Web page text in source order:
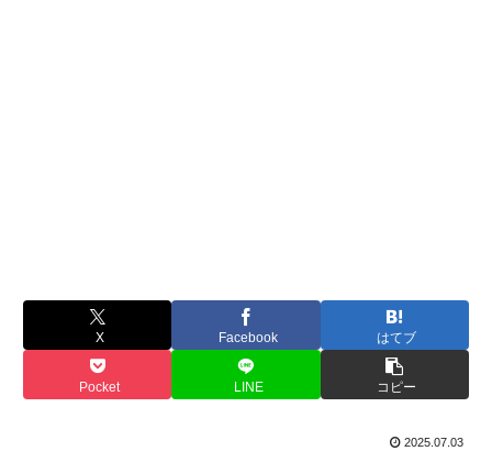
X Facebook はてブ
Pocket LINE コピー
2025.07.03